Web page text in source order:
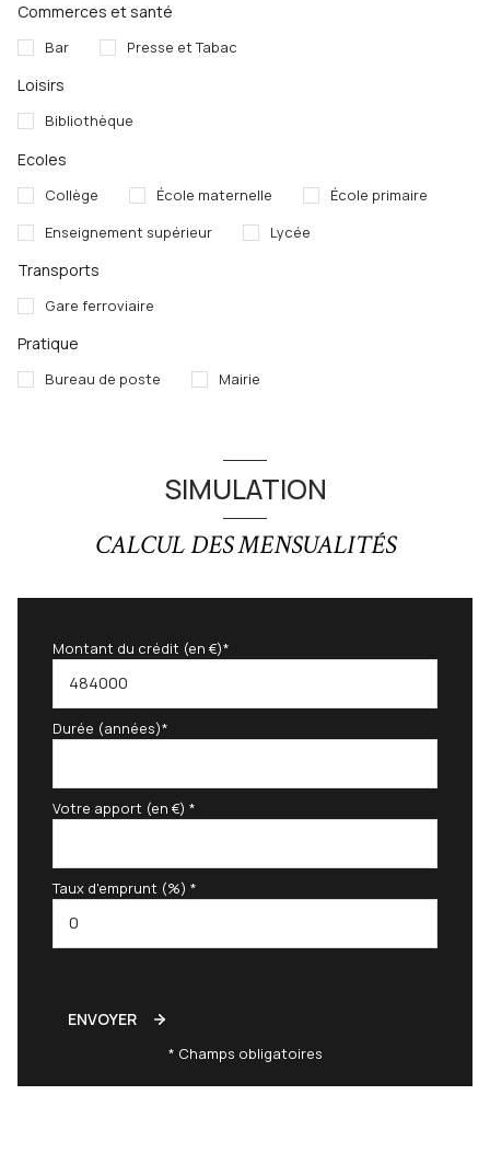
Commerces et santé
Bar Presse et Tabac
Loisirs
Bibliothèque
Ecoles
Collège École maternelle
École primaire
Enseignement supérieur
Lycée
Transports
Gare ferroviaire
Pratique
Bureau de poste Mairie
SIMULATION
CALCUL DES MENSUALITÉS
Montant du crédit (en €)*
Durée (années)*
Votre apport (en €) *
Taux d'emprunt (%) *
ENVOYER
* Champs obligatoires